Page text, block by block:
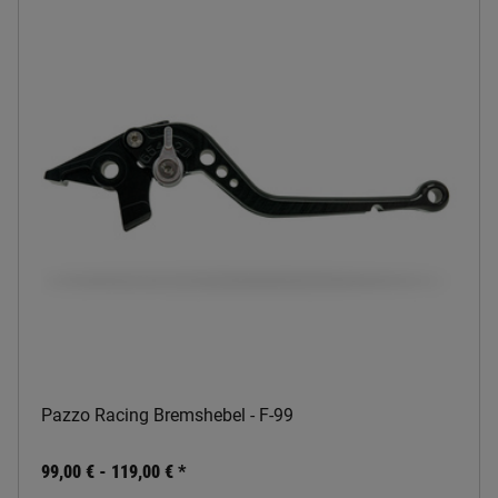
Pazzo Racing Bremshebel - F-99
99,00 € - 119,00 € *